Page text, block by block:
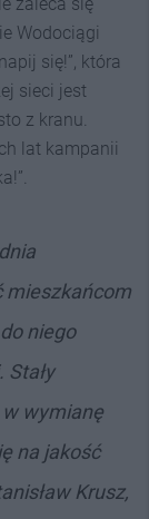
Wodociągi
się!”, która
sieci jest
z kranu.
lat kampanii
mieszkańcom
niego
wymianę
na jakość
Krusz,